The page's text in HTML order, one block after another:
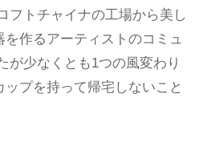
フトチャイナの工場から美し
作るアーティストのコミュ
が少なくとも1つの風変わり
プを持って帰宅しないこと